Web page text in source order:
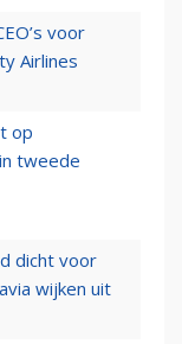
voor
Airlines
op
tweede
dicht voor
wijken uit